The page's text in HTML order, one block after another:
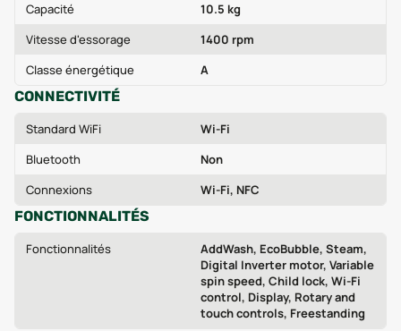
Capacité
10.5 kg
Vitesse d'essorage
1400 rpm
Classe énergétique
A
CONNECTIVITÉ
Standard WiFi
Wi‑Fi
Bluetooth
Non
Connexions
Wi‑Fi, NFC
FONCTIONNALITÉS
Fonctionnalités
AddWash, EcoBubble, Steam,
Digital Inverter motor, Variable
spin speed, Child lock, Wi‑Fi
control, Display, Rotary and
touch controls, Freestanding